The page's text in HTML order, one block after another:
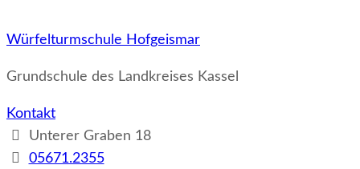
Würfelturmschule Hofgeismar
Grundschule des Landkreises Kassel
Kontakt
Unterer Graben 18
05671.2355